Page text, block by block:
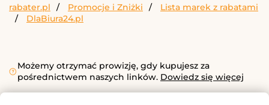
rabater.pl Promocje i Zniżki
Lista marek z rabatami
DlaBiura24.pl
Możemy otrzymać prowizję, gdy kupujesz za
pośrednictwem naszych linków. Dowiedz się więcej